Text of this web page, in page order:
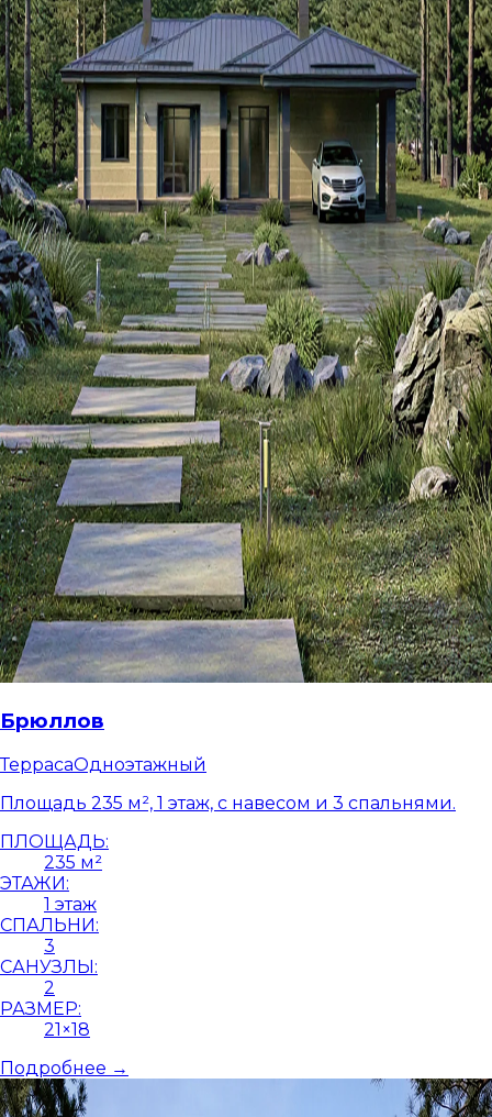
Брюллов
ТеррасаОдноэтажный
Площадь 235 м², 1 этаж, с навесом и 3 спальнями.
ПЛОЩАДЬ:
235 м²
ЭТАЖИ:
1 этаж
СПАЛЬНИ:
3
САНУЗЛЫ:
2
РАЗМЕР:
21×18
Подробнее →